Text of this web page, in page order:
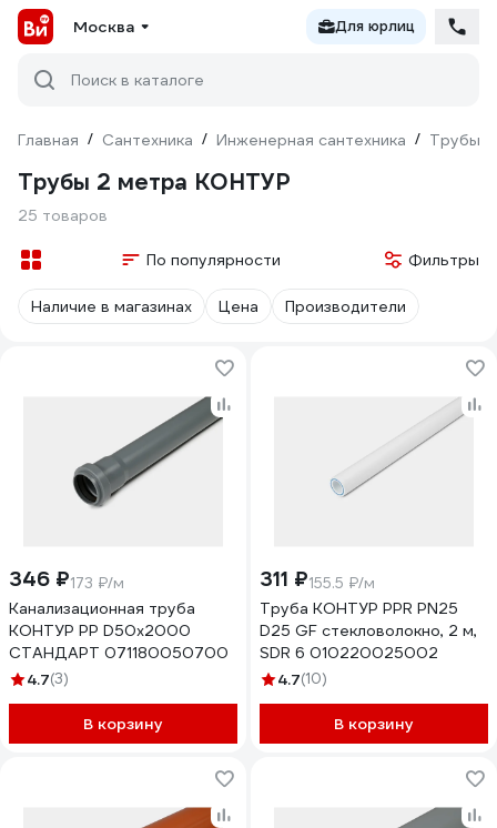
Москва Для юрлиц
Поиск в каталоге
Главная / Сантехника / Инженерная сантехника / Трубы
Трубы 2 метра КОНТУР
25 товаров
По популярности Фильтры
Наличие в магазинах Цена Производители
346 ₽173 ₽/м
Канализационная труба
КОНТУР РР D50x2000
СТАНДАРТ 071180050700
4.7(3)
В корзину
311 ₽155.5 ₽/м
Труба КОНТУР PPR PN25
D25 GF стекловолокно, 2 м,
SDR 6 010220025002
4.7(10)
В корзину